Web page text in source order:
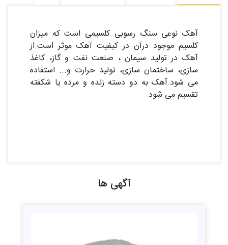
آهک نوعی سنگ رسوبی کلسیمی است که میزان
کلسیم موجود درآن در کیفیت آهک موثر است.از
آهک در تولید سیمان ، صنعت نفت و گاز، کاغذ
سازی، ساختمان سازی، تولید حرارت و... استفاده
می شود.آهک به دو دسته زنده و مرده یا شکفته
تقسیم می شود.
آگهی ها